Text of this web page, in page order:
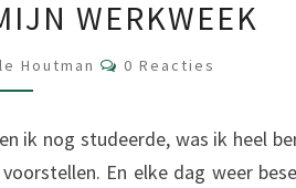
KIJKJE
IN
MIJN
WERKWEEK
Houtman Reacties
0 Reacties
ik nog studeerde, was ik heel
En elke dag weer